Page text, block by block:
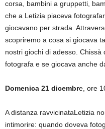
corsa, bambini a gruppetti,
che a Letizia piaceva
giocavano per strada.
scopriremo a cosa si giocava
nostri giochi di adesso.
fotografa e se giocava anche
Domenica 21 dicembre, ore
A distanza ravvicinataLetizia
intimorire: quando doveva